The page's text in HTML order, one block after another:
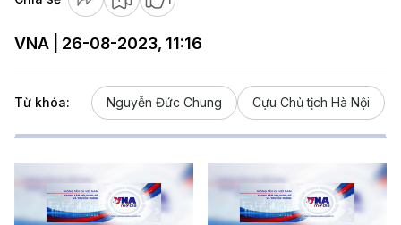
VNA | 26-08-2023, 11:16
Từ khóa: Nguyễn Đức Chung Cựu Chủ tịch Hà Nội